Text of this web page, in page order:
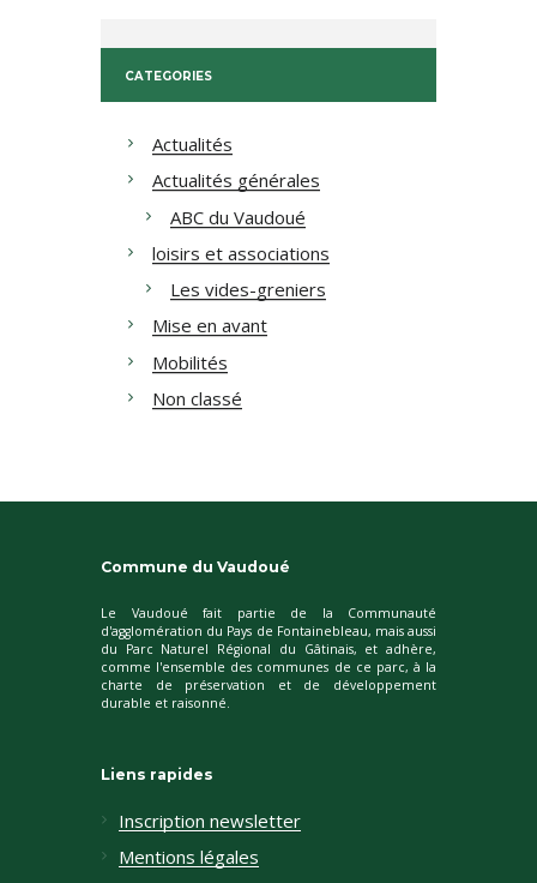
CATEGORIES
Actualités
Actualités générales
ABC du Vaudoué
loisirs et associations
Les vides-greniers
Mise en avant
Mobilités
Non classé
Commune du Vaudoué
Le Vaudoué fait partie de la Communauté
d'agglomération du Pays de Fontainebleau, mais aussi
du Parc Naturel Régional du Gâtinais, et adhère,
comme l'ensemble des communes de ce parc, à la
charte de préservation et de développement
durable et raisonné.
Liens rapides
Inscription newsletter
Mentions légales